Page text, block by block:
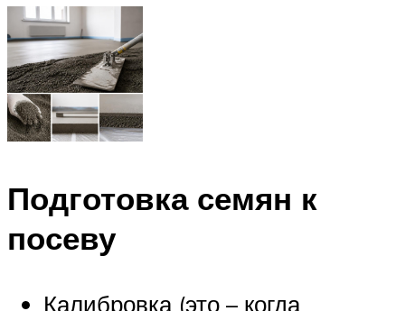
Подготовка семян к
посеву
Калибровка (это – когда